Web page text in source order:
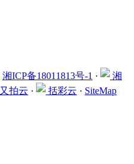
湘ICP备18011813号-1 ·
湘
· 括彩云 · SiteMap